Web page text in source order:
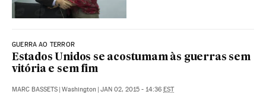
GUERRA AO TERROR
Estados Unidos se acostumam às guerras sem
vitória e sem fim
MARC BASSETS | Washington | JAN 02, 2015 - 14:36 EST